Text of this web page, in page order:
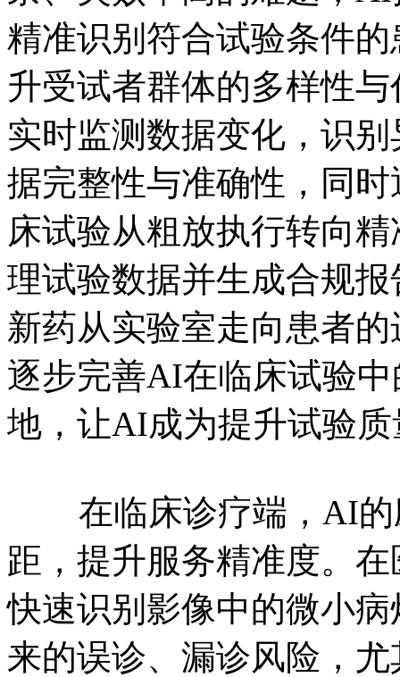
精准识别符合试验条件
升受试者群体的多样性
实时监测数据变化，识
据完整性与准确性，同
床试验从粗放执行转向
理试验数据并生成合规
新药从实验室走向患者
逐步完善AI在临床试验
地，让AI成为提升试验
在临床诊疗端，AI的
距，提升服务精准度。
快速识别影像中的微小
来的误诊、漏诊风险，